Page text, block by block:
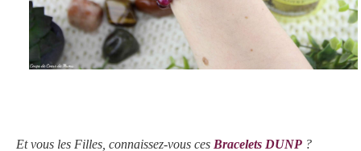
Et vous les Filles, connaissez-vous ces Bracelets DUNP ?